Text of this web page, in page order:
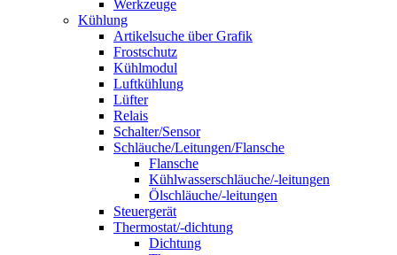
Werkzeuge
Kühlung
Artikelsuche über Grafik
Frostschutz
Kühlmodul
Luftkühlung
Lüfter
Relais
Schalter/Sensor
Schläuche/Leitungen/Flansche
Flansche
Kühlwasserschläuche/-leitungen
Ölschläuche/-leitungen
Steuergerät
Thermostat/-dichtung
Dichtung